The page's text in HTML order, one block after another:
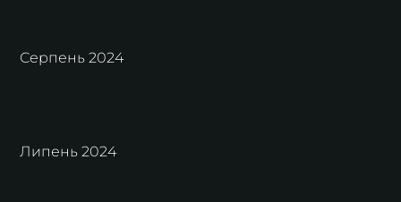
Серпень 2024
Липень 2024